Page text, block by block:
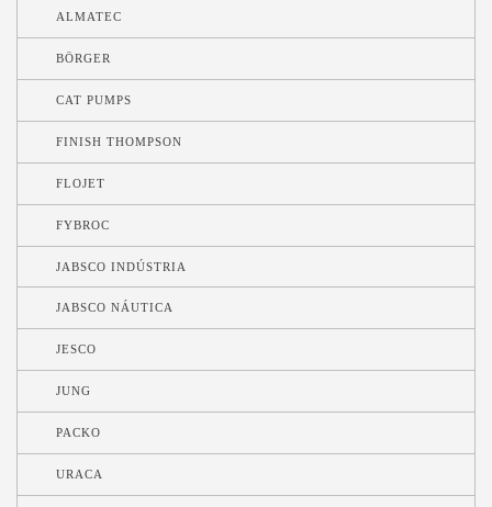
ALMATEC
BÖRGER
CAT PUMPS
FINISH THOMPSON
FLOJET
FYBROC
JABSCO INDÚSTRIA
JABSCO NÁUTICA
JESCO
JUNG
PACKO
URACA